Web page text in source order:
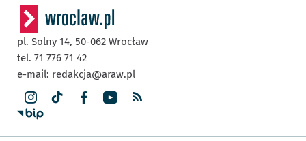
pl. Solny 14, 50-062 Wrocław
tel. 71 776 71 42
e-mail: redakcja@araw.pl